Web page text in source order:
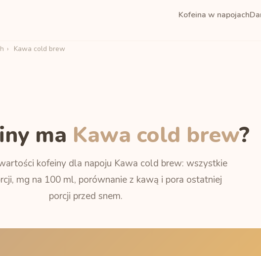
Kofeina w napojach
› Kawa cold brew
ma Kawa cold brew?
kofeiny dla napoju Kawa cold brew: wszystkie
mg na 100 ml, porównanie z kawą i pora ostatniej
porcji przed snem.